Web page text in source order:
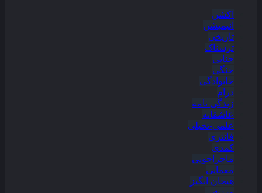
اکشن
انیمیشن
تاریخی
ترسناک
جنایی
جنگی
خانوادگی
درام
زندگی نامه
عاشقانه
علمی-تخیلی
فانتزی
کمدی
ماجراجویی
معمایی
هیجان انگیز